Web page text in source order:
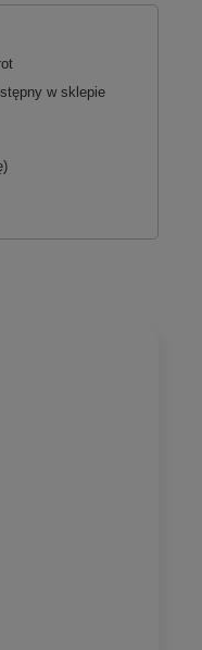
w sklepie
)